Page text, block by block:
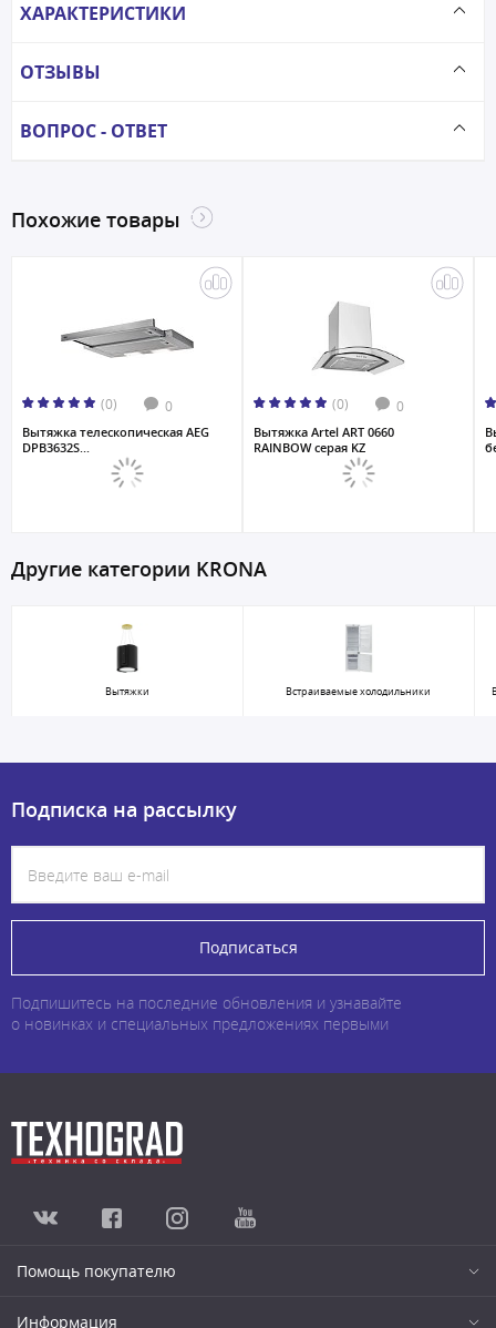
ХАРАКТЕРИСТИКИ
ОТЗЫВЫ
ВОПРОС - ОТВЕТ
Похожие товары
(0) 0
Вытяжка телескопическая AEG
DPB3632S...
(0) 0
Вытяжка Artel ART 0660
RAINBOW серая KZ
Другие категории KRONA
Вытяжки Встраиваемые холодильники
Подписка на рассылку
Подписаться
Подпишитесь на последние обновления и узнавайте
о новинках и специальных предложениях первыми
Помощь покупателю
Информация